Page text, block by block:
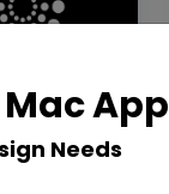
App
Needs